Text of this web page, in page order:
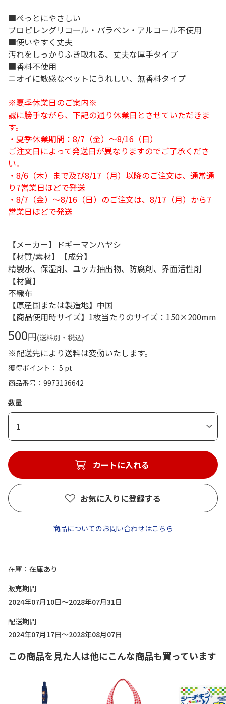
■ぺっとにやさしい
プロピレングリコール・パラベン・アルコール不使用
■使いやすく丈夫
汚れをしっかりふき取れる、丈夫な厚手タイプ
■香料不使用
ニオイに敏感なペットにうれしい、無香料タイプ
※夏季休業日のご案内※
誠に勝手ながら、下記の通り休業日とさせていただきま
す。
・夏季休業期間：8/7（金）～8/16（日）
ご注文日によって発送日が異なりますのでご了承くださ
い。
・8/6（木）まで及び8/17（月）以降のご注文は、通常通
り7営業日ほどで発送
・8/7（金）～8/16（日）のご注文は、8/17（月）から7
営業日ほどで発送
【メーカー】ドギーマンハヤシ
【材質/素材】【成分】
精製水、保湿剤、ユッカ抽出物、防腐剤、界面活性剤
【材質】
不織布
【原産国または製造地】中国
【商品使用時サイズ】1枚当たりのサイズ：150×200mm
500円(送料別・税込)
※配送先により送料は変動いたします。
獲得ポイント： 5 pt
商品番号
9973136642
数量
1
カートに入れる
お気に入りに登録する
商品についてのお問い合わせはこちら
在庫
在庫あり
販売期間
2024年07月10日～2028年07月31日
配送期間
2024年07月17日～2028年08月07日
この商品を見た人は他にこんな商品も買っています